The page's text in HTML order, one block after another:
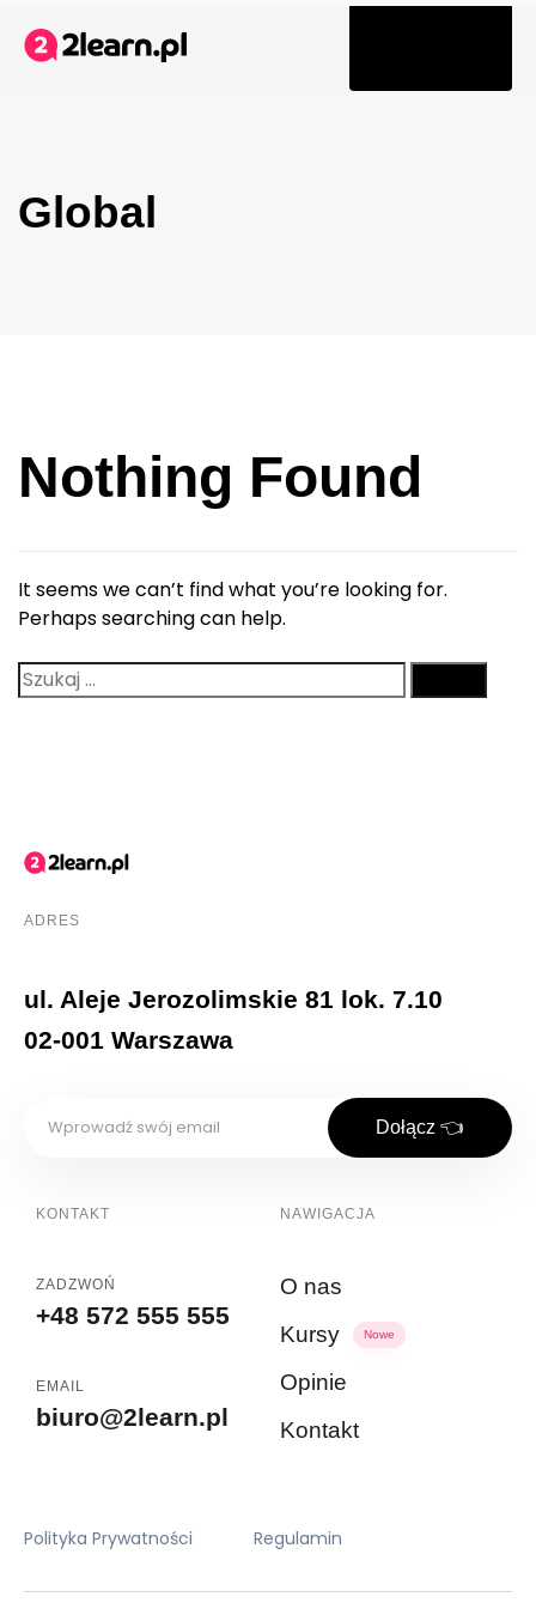
Global
Nothing Found
It seems we can’t find what you’re looking for.
Perhaps searching can help.
ADRES
ul. Aleje Jerozolimskie 81 lok. 7.10
02-001 Warszawa
Dołącz 👈
KONTAKT
ZADZWOŃ
+48 572 555 555
EMAIL
biuro@2learn.pl
NAWIGACJA
O nas
Kursy
Nowe
Opinie
Kontakt
Polityka Prywatności Regulamin